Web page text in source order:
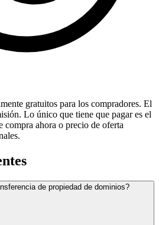
gratuitos para los compradores. El
Lo único que tiene que pagar es el
compra ahora o precio de oferta
de propiedad de dominios?